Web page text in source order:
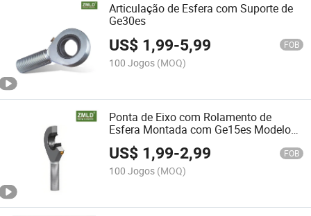
Articulação de Esfera com Suporte de
Ge30es
US$ 1,99-5,99 FOB
100 Jogos (MOQ)
Ponta de Eixo com Rolamento de
Esfera Montada com Ge15es Modelo
SA15es
US$ 1,99-2,99 FOB
100 Jogos (MOQ)